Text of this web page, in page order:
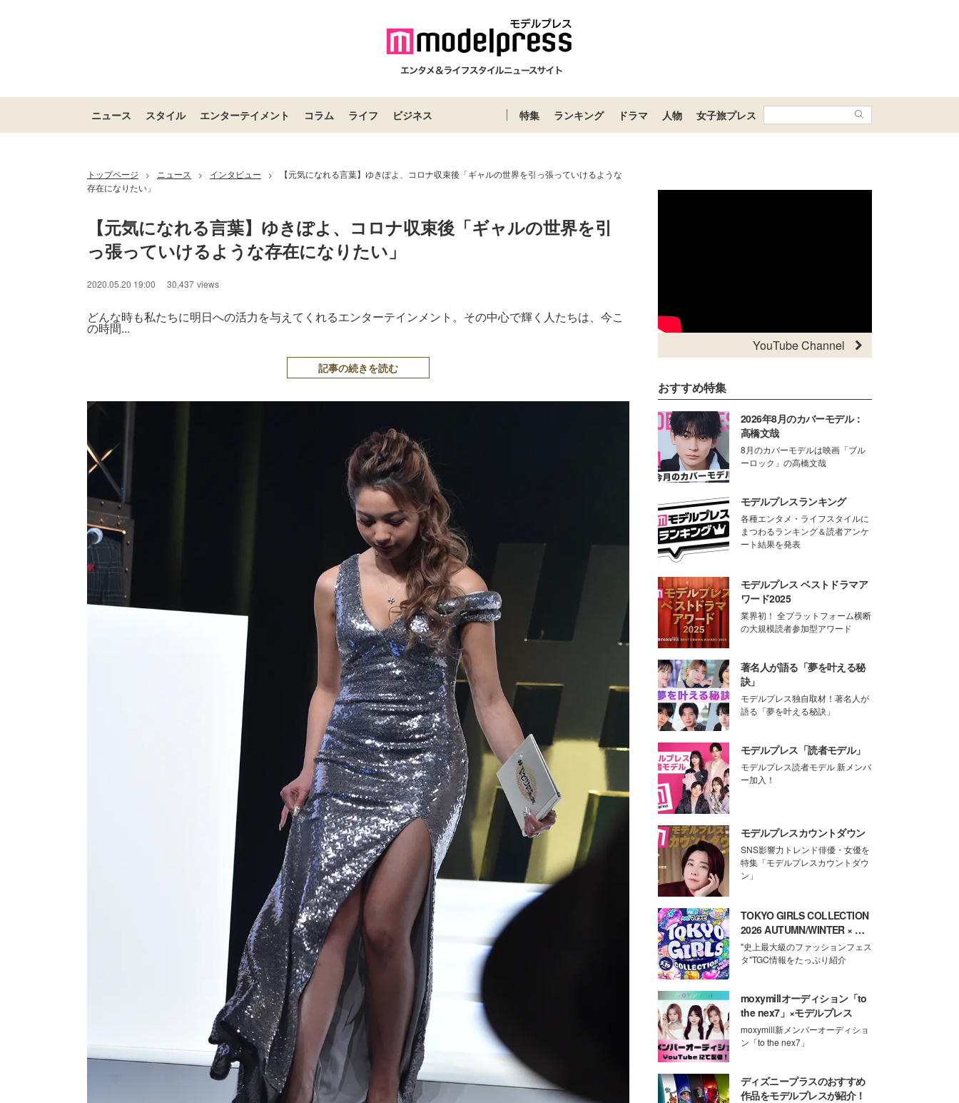
ニュース スタイル エンターテイメント コラム ライフ ビジネス 特集 ランキング ドラマ 人物 女子旅プレス
トップページ > ニュース > インタビュー >
【元気になれる言葉】ゆきぽよ、コロナ収束後「ギャルの世界を引っ張っていけるような
存在になりたい」
【元気になれる言葉】ゆきぽよ、コロナ収束後「ギャルの世界を引
っ張っていけるような存在になりたい」
2020.05.20 19:00 30,437 views
どんな時も私たちに明日への活力を与えてくれるエンターテインメント。その中心で輝く人たちは、今こ
の時間...
記事の続きを読む
YouTube Channel
おすすめ特集
2026年8月のカバーモデル：
高橋文哉
8月のカバーモデルは映画「ブル
ーロック」の高橋文哉
モデルプレスランキング
各種エンタメ・ライフスタイルに
まつわるランキング＆読者アンケ
ート結果を発表
モデルプレス ベストドラマア
ワード2025
業界初！ 全プラットフォーム横断
の大規模読者参加型アワード
著名人が語る「夢を叶える秘
訣」
モデルプレス独自取材！著名人が
語る「夢を叶える秘訣」
モデルプレス「読者モデル」
モデルプレス読者モデル 新メンバ
ー加入！
モデルプレスカウントダウン
SNS影響力トレンド俳優・女優を
特集「モデルプレスカウントダウ
ン」
TOKYO GIRLS COLLECTION
2026 AUTUMN/WINTER × モ
デルプレス
"史上最大級のファッションフェス
タ"TGC情報をたっぷり紹介
moxymillオーディション「to
the nex7」×モデルプレス
moxymill新メンバーオーディショ
ン「to the nex7」
ディズニープラスのおすすめ
作品をモデルプレスが紹介！